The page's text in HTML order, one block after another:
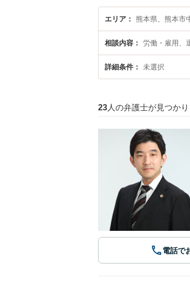
ラブルを今すぐに弁護士に相談
本市内の弁護士に相談予約した
エリア 熊本県、熊本市
相談内容 労働・雇用、
詳細条件 未選択
23 人の弁護士が見つか
電話で